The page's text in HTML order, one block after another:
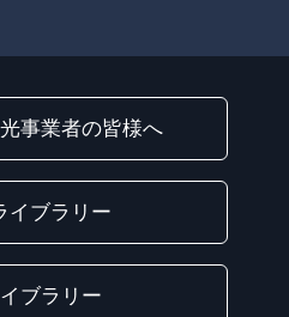
事業者の皆様へ
イブラリー
ブラリー